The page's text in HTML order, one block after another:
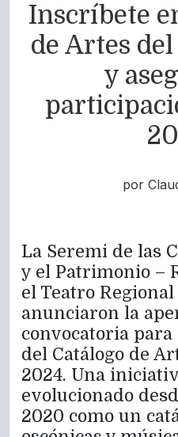
Inscríbete
de Artes
y
por
La Seremi de las
y el Patrimonio –
el Teatro
anunciaron la
convocatoria
del Catálogo de
2024. Una
evolucionado
2020 como un